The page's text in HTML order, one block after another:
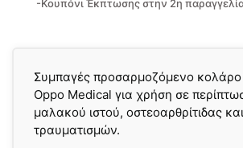
Συμπαγές προσαρμοζόμενο
Oppo Medical για χρήση σε
μαλακού ιστού, οστεοαρθρίτιδας
τραυματισμών.
-Κουπόνι Έκπτωσης στην 2η